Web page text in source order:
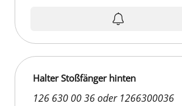
Halter Stoßfänger hinten
126 630 00 36 oder 1266300036